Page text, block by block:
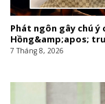
Phát ngôn gây chú ý
Hồng&amp;apos;
7 Tháng 8, 2026